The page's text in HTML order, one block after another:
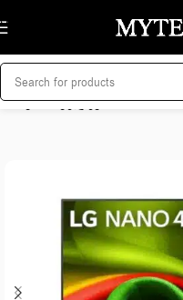
Skip to navigation
Skip to main content
მთავარი/ტელევიზორი